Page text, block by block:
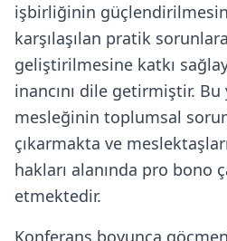
işbirliğinin
karşılaşılan pratik
geliştirilmesine katkı
inancını dile getirmiştir. Bu
mesleğinin toplumsal
çıkarmakta ve
hakları alanında pro bono
etmektedir.
Konferans boyunca